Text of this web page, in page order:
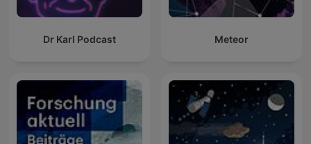
Dr Karl Podcast Meteor